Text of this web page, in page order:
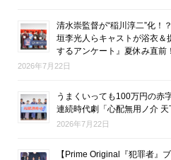
清水崇監督が“稲川淳二”化！
垣李光人らキャストが浴衣＆
するアンケート』夏休み直前
2026年7月22日
うまくいっても100万円の赤
連続時代劇「心配無用ノ介
2026年7月22日
【Prime Original『犯罪者』